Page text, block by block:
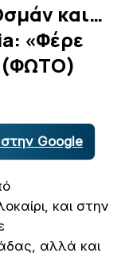
και…
«Φέρε
(ΦΩΤΟ)
Google
και στην
αλλά και